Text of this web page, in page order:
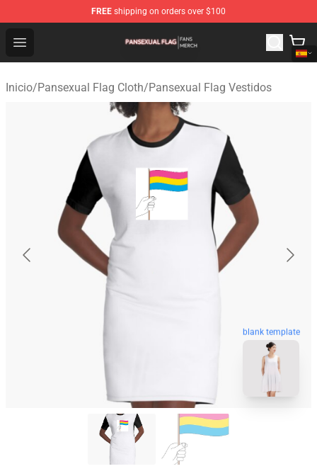
FREE shipping on orders over $100
Open menu
Pansexual Flag Shop - Official Pansexual Flag
Inicio/Pansexual Flag Cloth/Pansexual Flag Vestidos
blank template